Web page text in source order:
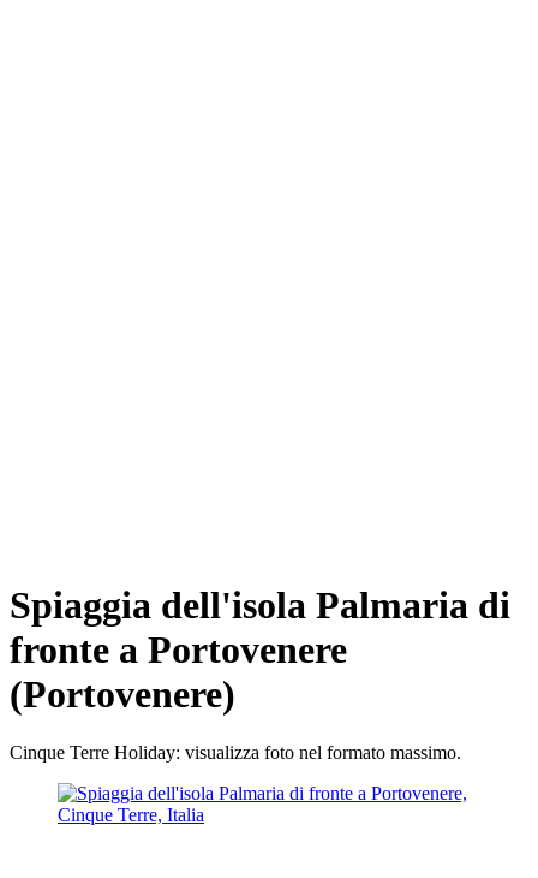
Spiaggia dell'isola Palmaria di
fronte a Portovenere
(Portovenere)
Cinque Terre Holiday: visualizza foto nel formato massimo.